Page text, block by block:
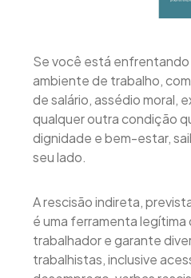
Se você está
ambiente de trabalho,
de salário, assédio moral,
qualquer outra condição
dignidade e bem-estar,
seu lado.
A rescisão indireta,
é uma ferramenta
trabalhador e garante
trabalhistas, inclusive